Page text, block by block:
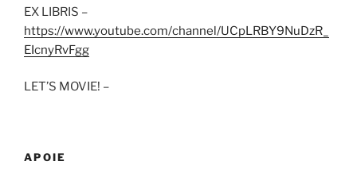
EX LIBRIS –
https://www.youtube.com/channel/UCpLRBY9NuDzR_
EIcnyRvFgg
LET’S MOVIE! –
APOIE